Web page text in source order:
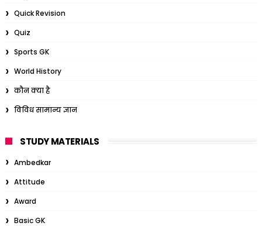
Quick Revision
Quiz
Sports GK
World History
कौन क्या है
विविध सामान्य ज्ञान
STUDY MATERIALS
Ambedkar
Attitude
Award
Basic GK